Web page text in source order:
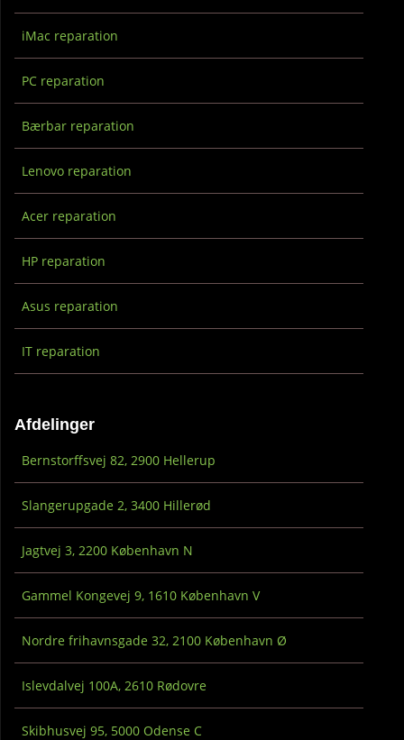
iMac reparation
PC reparation
Bærbar reparation
Lenovo reparation
Acer reparation
HP reparation
Asus reparation
IT reparation
Afdelinger
Bernstorffsvej 82, 2900 Hellerup
Slangerupgade 2, 3400 Hillerød
Jagtvej 3, 2200 København N
Gammel Kongevej 9, 1610 København V
Nordre frihavnsgade 32, 2100 København Ø
Islevdalvej 100A, 2610 Rødovre
Skibhusvej 95, 5000 Odense C